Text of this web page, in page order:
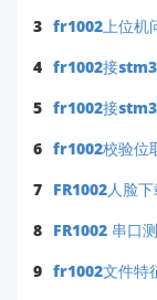
3 fr1002上位机
4 fr1002接
5 fr1002接
6 fr1002校验位
7 FR1002人脸
8 FR1002 串口
9 fr1002文件特